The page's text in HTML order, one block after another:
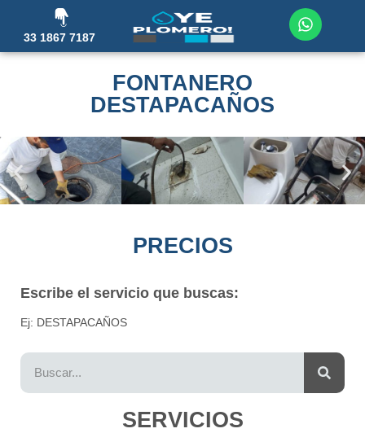
33 1867 7187
FONTANERO
DESTAPACAÑOS
PRECIOS
Escribe el servicio que buscas:
Ej: DESTAPACAÑOS
SERVICIOS